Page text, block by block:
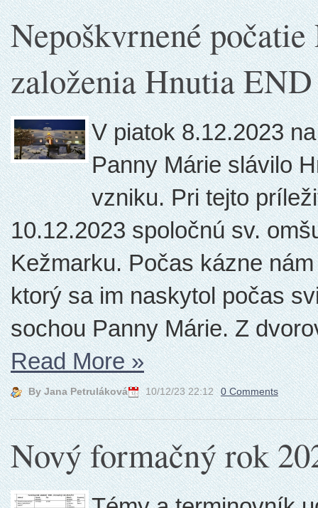
Nepoškvrnené
založenia Hnutia END
V piatok 8.12.2023
Panny Márie slávilo
vzniku. Pri tejto
10.12.2023 spoločnú sv.
Kežmarku. Počas kázne
ktorý sa im naskytol počas
sochou Panny Márie. Z
Read More»
By Jana Petruláková 10/12/23 22:12 0 Comments
Nový formačný rok